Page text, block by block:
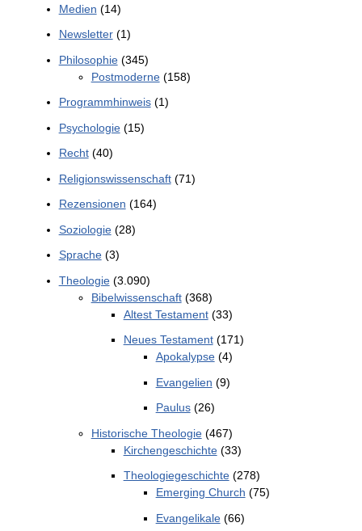
Medien (14)
Newsletter(1)
Philosophie(345)
Postmoderne(158)
Programmhinweis(1)
Psychologie(15)
Recht(40)
Religionswissenschaft(71)
Rezensionen (164)
Soziologie(28)
Sprache(3)
Theologie(3.090)
Bibelwissenschaft(368)
Altest Testament(33)
Neues Testament(171)
Apokalypse(4)
Evangelien (9)
Paulus(26)
Historische Theologie(467)
Kirchengeschichte(33)
Theologiegeschichte(278)
Emerging Church (75)
Evangelikale(66)